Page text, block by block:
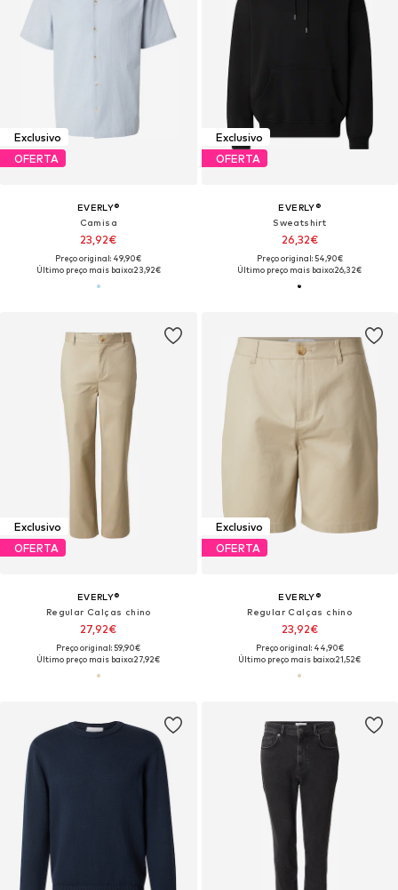
Exclusivo
OFERTA
EVERLY®
Camisa
23,92€
Preço original: 49,90€
Último preço mais baixo:23,92€
Exclusivo
OFERTA
EVERLY®
Sweatshirt
26,32€
Preço original: 54,90€
Último preço mais baixo:26,32€
Exclusivo
OFERTA
EVERLY®
Regular Calças chino
27,92€
Preço original: 59,90€
Último preço mais baixo:27,92€
Exclusivo
OFERTA
EVERLY®
Regular Calças chino
23,92€
Preço original: 44,90€
Último preço mais baixo:21,52€